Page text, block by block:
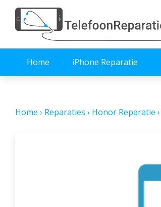
Home iPhone Reparatie
Home › Reparaties › Honor Reparatie ›